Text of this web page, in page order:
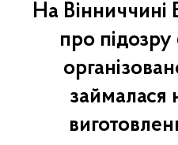
На Вінниччині
про
займалася